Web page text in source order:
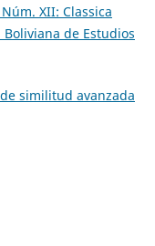
XII: Classica
de Estudios
similitud avanzada